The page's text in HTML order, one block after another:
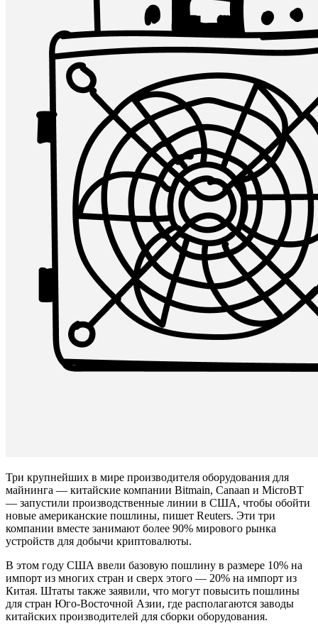
Три крупнейших в мире производителя оборудования для
майнинга — китайские компании Bitmain, Canaan и MicroBT
— запустили производственные линии в США, чтобы обойти
новые американские пошлины, пишет Reuters. Эти три
компании вместе занимают более 90% мирового рынка
устройств для добычи криптовалюты.
В этом году США ввели базовую пошлину в размере 10% на
импорт из многих стран и сверх этого — 20% на импорт из
Китая. Штаты также заявили, что могут повысить пошлины
для стран Юго-Восточной Азии, где располагаются заводы
китайских производителей для сборки оборудования.